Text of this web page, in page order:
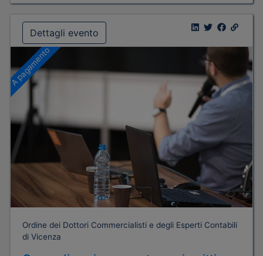
Dettagli evento
A pagamento
Ordine dei Dottori Commercialisti e degli Esperti Contabili
di Vicenza